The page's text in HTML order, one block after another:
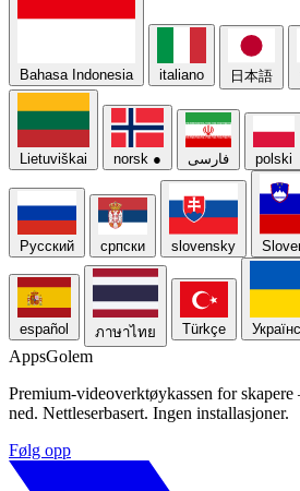
Bahasa Indonesia italiano 日本語
Lietuviškai norsk ● فارسی polski
Русский српски slovensky
español ภาษาไทย Türkçe
AppsGolem
Premium-videoverktøykassen for
ned. Nettleserbasert. Ingen installasjoner.
Følg opp